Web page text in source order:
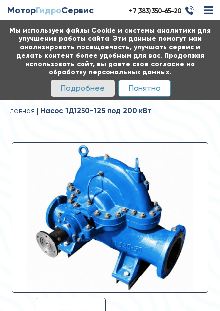
Мы используем файлы Cookie и системы аналитики для
улучшения работы сайта. Эти данные помогут нам
анализировать посещаемость, улучшать сервис и
делать контент более удобным для вас. Продолжая
использовать сайт, вы даете свое согласие на
обработку персональных данных.
Подробнее Понятно
МоторГидроСервис + 7 (383) 350-65-20
Главная Насос 1Д1250-125 под 200 кВт